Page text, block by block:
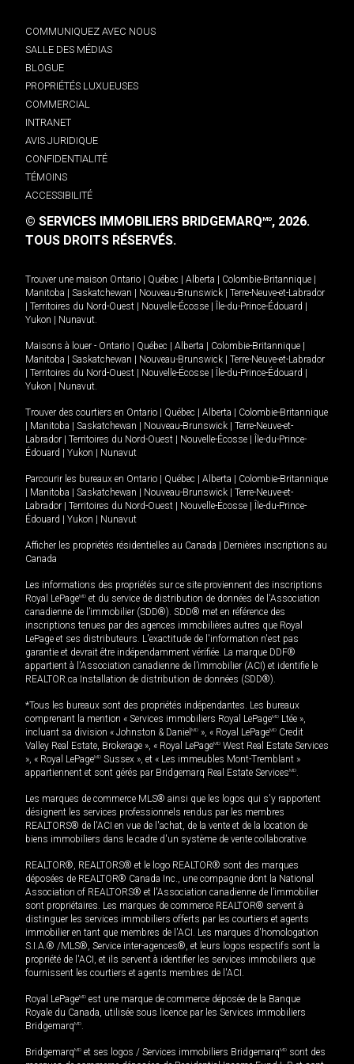
COMMUNIQUEZ AVEC NOUS
SALLE DES MÉDIAS
BLOGUE
PROPRIÉTÉS LUXUEUSES
COMMERCIAL
INTRANET
AVIS JURIDIQUE
CONFIDENTIALITÉ
TÉMOINS
ACCESSIBILITÉ
© SERVICES IMMOBILIERS BRIDGEMARQMD, 2026.
TOUS DROITS RÉSERVÉS.
Trouver une maison Ontario Québec Alberta Colombie-Britannique
Manitoba
Saskatchewan Nouveau-Brunswick
Terre-Neuve-et-Labrador
Territoires du Nord-Ouest Nouvelle-Écosse Île-du-Prince-Édouard
Yukon
Nunavut.
Maisons à louer - Ontario Québec Alberta Colombie-Britannique
Manitoba
Saskatchewan Nouveau-Brunswick
Terre-Neuve-et-Labrador
Territoires du Nord-Ouest Nouvelle-Écosse Île-du-Prince-Édouard
Yukon
Nunavut.
Trouver des courtiers en Ontario Québec Alberta
Colombie-Britannique
Manitoba Saskatchewan Nouveau-Brunswick
Terre-Neuve-et-
Labrador
Territoires du Nord-Ouest Nouvelle-Écosse
Île-du-Prince-
Édouard
Yukon Nunavut
Parcourir les bureaux en Ontario Québec Alberta
Colombie-Britannique
Manitoba Saskatchewan Nouveau-Brunswick
Terre-Neuve-et-
Labrador
Territoires du Nord-Ouest Nouvelle-Écosse
Île-du-Prince-
Édouard
Yukon Nunavut
Afficher les propriétés résidentielles au Canada
Dernières inscriptions au
Canada
Les informations des propriétés sur ce site proviennent des inscriptions
Royal LePageMD et du service de distribution de données de l'Association
canadienne de l’immobilier (SDD®). SDD® met en référence des
inscriptions tenues par des agences immobilières autres que Royal
LePage et ses distributeurs. L'exactitude de l'information n'est pas
garantie et devrait être indépendamment vérifiée. La marque DDF®
appartient à l'Association canadienne de l’immobilier (ACI) et identifie le
REALTOR.ca Installation de distribution de données (SDD®).
*Tous les bureaux sont des propriétés indépendantes. Les bureaux
comprenant la mention « Services immobiliers Royal LePageMD Ltée »,
incluant sa division « Johnston & Daniel MD », « Royal LePageMD Credit
Valley Real Estate, Brokerage », « Royal LePageMD West Real Estate Services
», « Royal LePageMD Sussex », et « Les immeubles Mont-Tremblant »
appartiennent et sont gérés par Bridgemarq Real Estate ServicesMD.
Les marques de commerce MLS® ainsi que les logos qui s'y rapportent
désignent les services professionnels rendus par les membres
REALTORS® de l'ACI en vue de l'achat, de la vente et de la location de
biens immobiliers dans le cadre d'un système de vente collaborative.
REALTOR®, REALTORS® et le logo REALTOR® sont des marques
déposées de REALTOR® Canada Inc., une compagnie dont la National
Association of REALTORS® et l'Association canadienne de l’immobilier
sont propriétaires. Les marques de commerce REALTOR® servent à
distinguer les services immobiliers offerts par les courtiers et agents
immobilier en tant que membres de l'ACI. Les marques d'homologation
S.I.A.® /MLS®, Service inter-agences®, et leurs logos respectifs sont la
propriété de l'ACI, et ils servent à identifier les services immobiliers que
fournissent les courtiers et agents membres de l'ACI.
Royal LePageMD est une marque de commerce déposée de la Banque
Royale du Canada, utilisée sous licence par les Services immobiliers
BridgemarqMD.
BridgemarqMD et ses logos / Services immobiliers BridgemarqMD sont des